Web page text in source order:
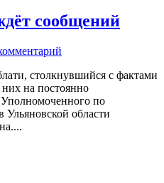
сообщений
столкнувшийся с фактами
на постоянно
по
области